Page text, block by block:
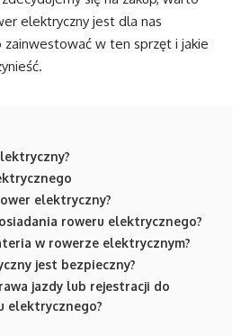
elektryczny jest dla nas
w ten sprzęt i jakie
elektryczny?
roweru elektrycznego?
w rowerze elektrycznym?
jest bezpieczny?
jazdy lub rejestracji do
elektrycznego?